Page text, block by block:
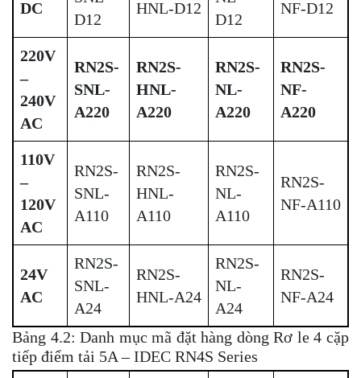
DC
D12
HNL-D12
D12
NF-D12
220V
–
240V
AC
RN2S-
SNL-
A220
RN2S-
HNL-
A220
RN2S-
NL-
A220
RN2S-
NF-
A220
110V
–
120V
AC
RN2S-
SNL-
A110
RN2S-
HNL-
A110
RN2S-
NL-
A110
RN2S-
NF-A110
24V
AC
RN2S-
SNL-
A24
RN2S-
HNL-A24
RN2S-
NL-
A24
RN2S-
NF-A24
Bảng 4.2: Danh mục mã đặt hàng dòng Rơ le 4 cặp
tiếp điểm tải 5A – IDEC RN4S Series